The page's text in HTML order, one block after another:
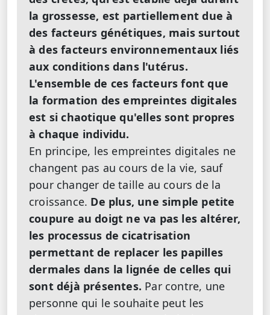
la grossesse, est partiellement due à
des facteurs génétiques, mais surtout
à des facteurs environnementaux liés
aux conditions dans l'utérus.
L'ensemble de ces facteurs font que
la formation des empreintes digitales
est si chaotique qu'elles sont propres
à chaque individu.
En principe, les empreintes digitales ne
changent pas au cours de la vie, sauf
pour changer de taille au cours de la
croissance. De plus, une simple petite
coupure au doigt ne va pas les altérer,
les processus de cicatrisation
permettant de replacer les papilles
dermales dans la lignée de celles qui
sont déjà présentes. Par contre, une
personne qui le souhaite peut les